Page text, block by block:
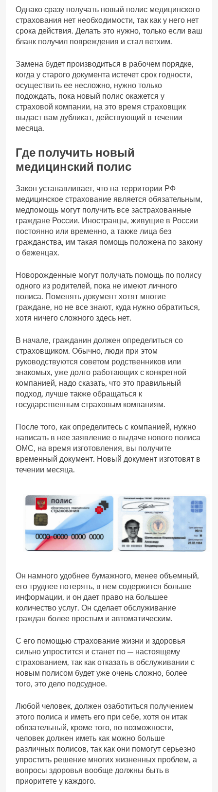
Однако сразу получать новый полис медицинского
страхования нет необходимости, так как у него нет
срока действия. Делать это нужно, только если ваш
бланк получил повреждения и стал ветхим.
Замена будет производиться в рабочем порядке,
когда у старого документа истечет срок годности,
осуществить ее несложно, нужно только
подождать, пока новый полис окажется у
страховой компании, на это время страховщик
выдаст вам дубликат, действующий в течении
месяца.
Где получить новый
медицинский полис
Закон устанавливает, что на территории РФ
медицинское страхование является обязательным,
медпомощь могут получить все застрахованные
граждане России. Иностранцы, живущие в России
постоянно или временно, а также лица без
гражданства, им такая помощь положена по закону
о беженцах.
Новорожденные могут получать помощь по полису
одного из родителей, пока не имеют личного
полиса. Поменять документ хотят многие
граждане, но не все знают, куда нужно обратиться,
хотя ничего сложного здесь нет.
В начале, гражданин должен определиться со
страховщиком. Обычно, люди при этом
руководствуются советом родственников или
знакомых, уже долго работающих с конкретной
компанией, надо сказать, что это правильный
подход, лучше также обращаться к
государственным страховым компаниям.
После того, как определитесь с компанией, нужно
написать в нее заявление о выдаче нового полиса
ОМС, на время изготовления, вы получите
временный документ. Новый документ изготовят в
течении месяца.
Он намного удобнее бумажного, менее объемный,
его труднее потерять, в нем содержится больше
информации, и он дает право на большее
количество услуг. Он сделает обслуживание
граждан более простым и автоматическим.
С его помощью страхование жизни и здоровья
сильно упростится и станет по — настоящему
страхованием, так как отказать в обслуживании с
новым полисом будет уже очень сложно, более
того, это дело подсудное.
Любой человек, должен озаботиться получением
этого полиса и иметь его при себе, хотя он итак
обязательный, кроме того, по возможности,
человек должен иметь как можно больше
различных полисов, так как они помогут серьезно
упростить решение многих жизненных проблем, а
вопросы здоровья вообще должны быть в
приоритете у каждого.